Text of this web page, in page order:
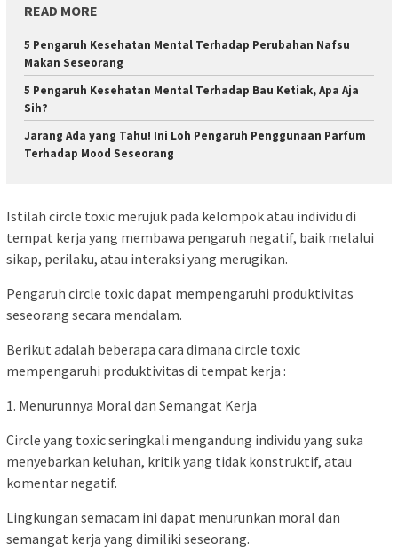
READ MORE
5 Pengaruh Kesehatan Mental Terhadap Perubahan Nafsu
Makan Seseorang
5 Pengaruh Kesehatan Mental Terhadap Bau Ketiak, Apa Aja
Sih?
Jarang Ada yang Tahu! Ini Loh Pengaruh Penggunaan Parfum
Terhadap Mood Seseorang
Istilah circle toxic merujuk pada kelompok atau individu di
tempat kerja yang membawa pengaruh negatif, baik melalui
sikap, perilaku, atau interaksi yang merugikan.
Pengaruh circle toxic dapat mempengaruhi produktivitas
seseorang secara mendalam.
Berikut adalah beberapa cara dimana circle toxic
mempengaruhi produktivitas di tempat kerja :
1. Menurunnya Moral dan Semangat Kerja
Circle yang toxic seringkali mengandung individu yang suka
menyebarkan keluhan, kritik yang tidak konstruktif, atau
komentar negatif.
Lingkungan semacam ini dapat menurunkan moral dan
semangat kerja yang dimiliki seseorang.